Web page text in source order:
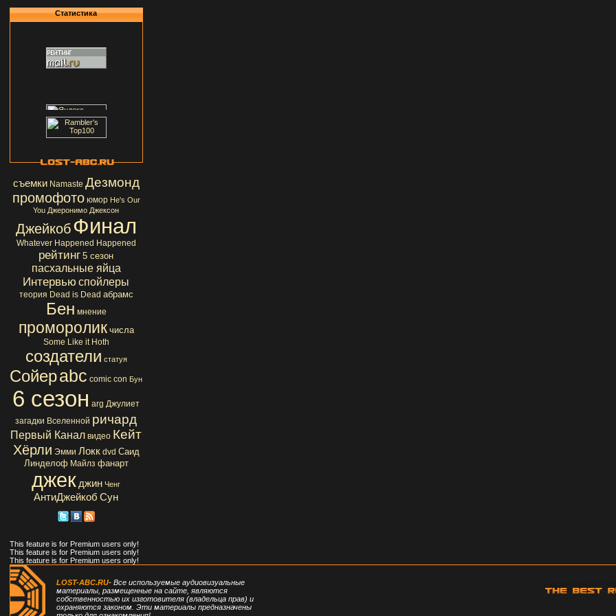
Статистика
съемки Namaste Дезмонд
промофото юмор He's Our
You Джеронимо Джексон
Джейкоб Финал
Whatever Happened Happened
рейтинг 5 сезон
пасхальные яйца
Интервью спойлеры
теория Dead is Dead абрамс
Бен мнение
проморолик числа
Some Like it Hoth
создатели статуя
Сойерabc comic con Бун
6 сезон arg Джулиет
загадки Вселенной ричард
Первый Канал видео Кейт
Хёрли Эмми Локк dvd Саид
Линделоф Майлз фанарт
джек джин Ченг
АнтиДжейкоб Сун
This feature is for Premium users only!
This feature is for Premium users only!
This feature is for Premium users only!
LOST-ABC.RU- Все используемые аудиовизуальные
материалы, размещенные на сайте, являются
собственностью их изготовителя (владельца прав) и
охраняются законом. Эти материалы предназначены